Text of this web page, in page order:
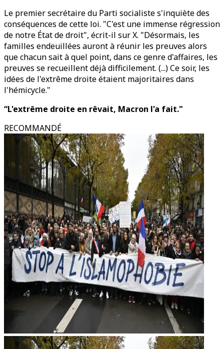
Le premier secrétaire du Parti socialiste s'inquiète des
conséquences de cette loi. "C'est une immense régression
de notre État de droit", écrit-il sur X. "Désormais, les
familles endeuillées auront à réunir les preuves alors
que chacun sait à quel point, dans ce genre d'affaires, les
preuves se recueillent déjà difficilement. (...) Ce soir, les
idées de l'extrême droite étaient majoritaires dans
l'hémicycle."
“L'extrême droite en rêvait, Macron l'a fait."
RECOMMANDÉ